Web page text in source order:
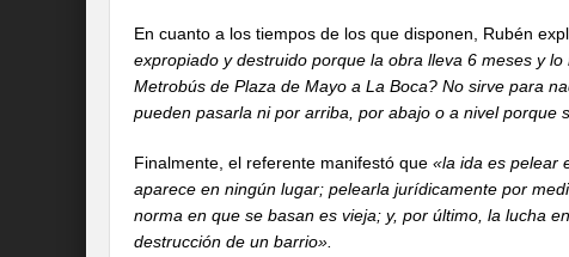
En cuanto a los tiempos de los que disponen, Rubén
expropiado y destruido porque la obra lleva 6 meses y
Metrobús de Plaza de Mayo a La Boca? No sirve para
pueden pasarla ni por arriba, por abajo o a nivel porque
Finalmente, el referente manifestó que «la ida es pelear
aparece en ningún lugar; pelearla jurídicamente por
norma en que se basan es vieja; y, por último, la lucha
destrucción de un barrio».